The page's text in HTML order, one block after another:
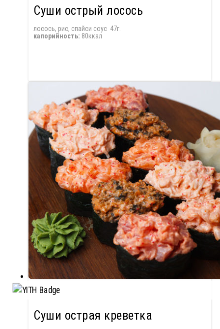
Суши острый лосось
лосось, рис, спайси соус 47г.
калорийность: 80ккал
Суши острая креветка